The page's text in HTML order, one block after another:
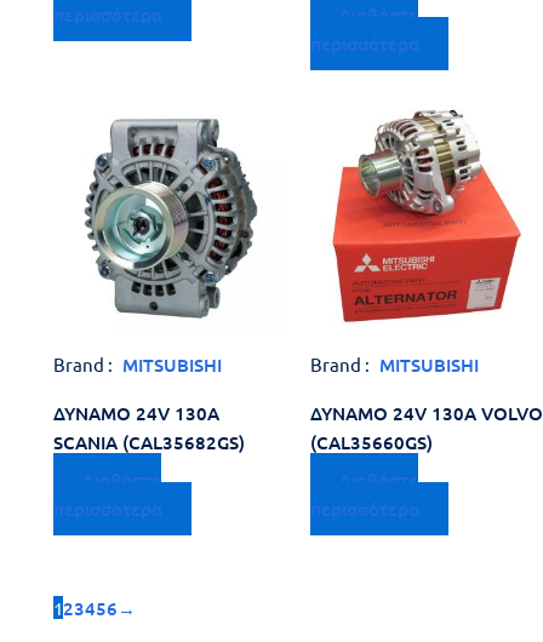
περισσότερα
Διαβάστε
περισσότερα
Brand : MITSUBISHI
ΔΥΝΑΜΟ 24V 130A
SCANIA (CAL35682GS)
Διαβάστε
περισσότερα
Brand : MITSUBISHI
ΔΥΝΑΜΟ 24V 130A VOLVO
(CAL35660GS)
Διαβάστε
περισσότερα
123456 →